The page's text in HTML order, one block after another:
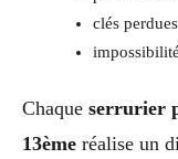
clés
Chaque serrurier
13ème réalise un